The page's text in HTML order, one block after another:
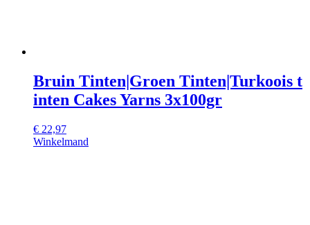
Bruin Tinten|Groen Tinten|Turkoois t
inten Cakes Yarns 3x100gr
€ 22,97
Winkelmand